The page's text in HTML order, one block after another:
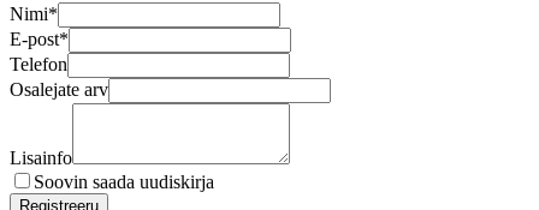
Nimi*
E-post*
Telefon
Osalejate arv
Lisainfo
Soovin saada uudiskirja
Registreeru